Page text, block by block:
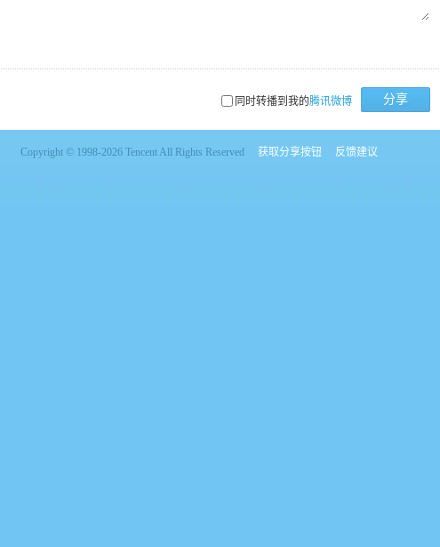
同时转播到我的腾讯微博 分享
Copyright © 1998-2026 Tencent All Rights Reserved 获取分享按钮 反馈建议